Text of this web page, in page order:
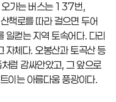
오가는 버스는 137번,
책로를 따라 걸으면 두어
일컫는 지역 토속어다. 다리
자체다. 오봉산과 토곡산 등
럼 감싸안았고, 그 앞으로
이는 아름다움 풍광이다.